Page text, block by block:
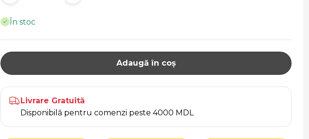
În stoc
Adaugă în coș
Livrare Gratuită
Disponibilă pentru comenzi peste 4000 MDL